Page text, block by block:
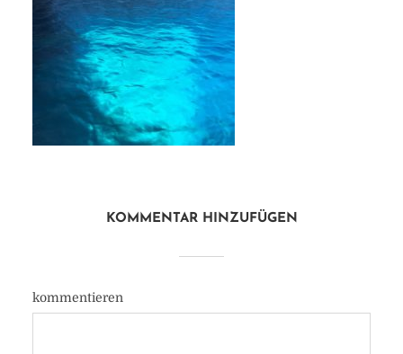
KOMMENTAR HINZUFÜGEN
kommentieren